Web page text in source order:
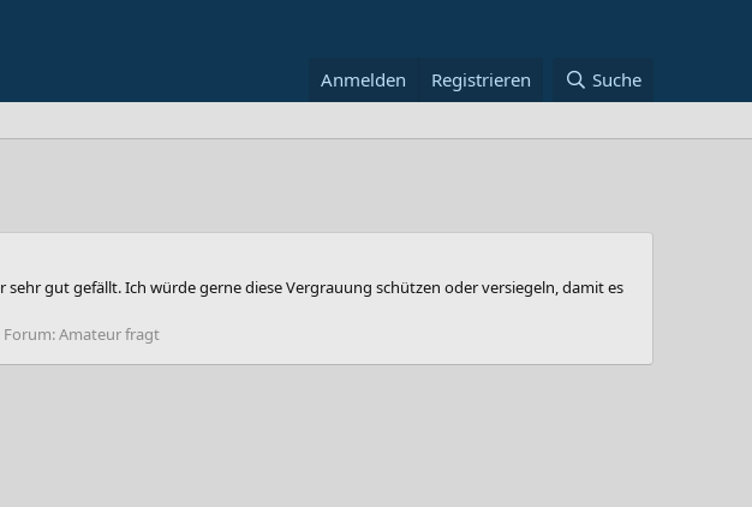
Anmelden Registrieren Suche
gut gefällt. Ich würde gerne diese Vergrauung schützen oder versiegeln, damit es
Forum:Amateur fragt